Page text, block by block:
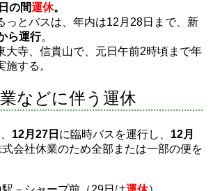
の間運休。
っとバスは、年内は12月28日まで、新
ら運行。
大寺、信貴山で、元日午前2時頃まで年
施する。
などに伴う運休
12月27日 に臨時バスを運行し、 12月
会社休業のため全部または一部の便を